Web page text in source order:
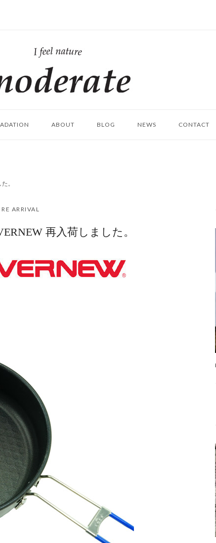
ム
ABOUT BLOG NEWS CONTACT
。
RE ARRIVAL
再入荷しました。